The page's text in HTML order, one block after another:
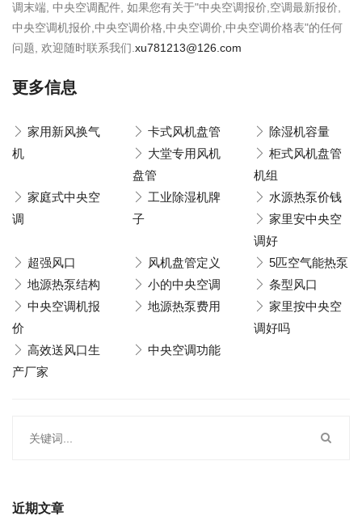
调末端, 中央空调配件, 如果您有关于"中央空调报价,空调最新报价,
中央空调机报价,中央空调价格,中央空调价,中央空调价格表"的任何
问题, 欢迎随时联系我们. xu781213@126.com
更多信息
家用新风换气
机
卡式风机盘管
除湿机容量
大堂专用风机
盘管
柜式风机盘管
机组
家庭式中央空
调
工业除湿机牌
子
水源热泵价钱
家里安中央空
调好
超强风口
风机盘管定义
5匹空气能热泵
地源热泵结构
小的中央空调
条型风口
中央空调机报
价
地源热泵费用
家里按中央空
调好吗
高效送风口生
产厂家
中央空调功能
近期文章